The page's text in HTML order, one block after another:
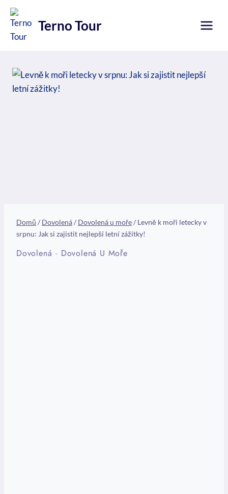
Přeskočit
obsah
Terno Tour
Domů / Dovolená/ Dovolená u moře/ Levně k moři letecky v
srpnu: Jak si zajistit nejlepší letní zážitky!
Dovolená · Dovolená U Moře